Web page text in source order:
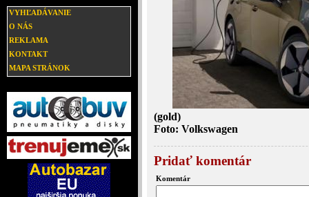
VYHĽADÁVANIE
O NÁS
REKLAMA
KONTAKT
MAPA STRÁNOK
(gold)
Foto: Volkswagen
Pridať komentár
Komentár